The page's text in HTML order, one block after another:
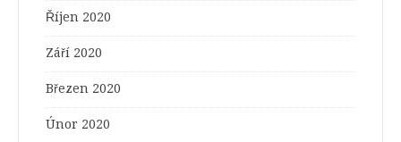
Říjen 2020
Září 2020
Březen 2020
Únor 2020